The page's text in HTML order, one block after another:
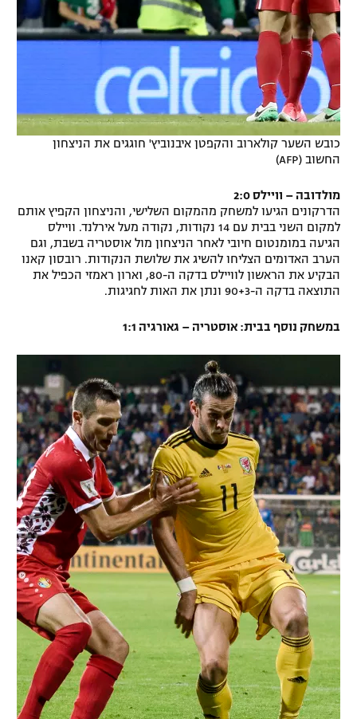
כובש השער קולארוב והקפטן איבנוביץ' חוגגים את הניצחון
החשוב (AFP)
מולדובה – וויילס 2:0
הדרקונים הגיעו למשחק מהמקום השלישי, והניצחון הקפיץ אותם
למקום השני בבית עם 14 נקודות, נקודה מעל אירלנד. וויילס
הגיעה במומנטום חיובי לאחר הניצחון מול אוסטריה בשבת, וגם
הערב האדומים הצליחו להשיג את שלושת הנקודות. רובסון קאנו
הבקיע את הראשון לוויילס בדקה ה-80, וארון ראמזי הכפיל את
התוצאה בדקה ה-90+3 ונתן את האות לחגיגות.
במשחק נוסף בבית: אוסטריה – גאורגיה 1:1